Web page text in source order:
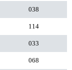
038
114
033
068